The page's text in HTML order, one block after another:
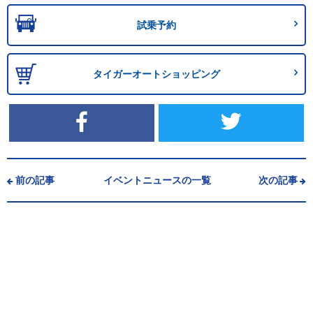
試乗予約
タイガーオートショッピング
前の記事 イベントニュースの一覧 次の記事